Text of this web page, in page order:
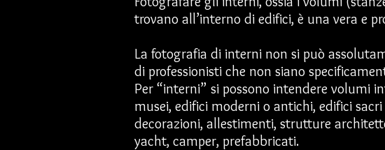
trovano all’interno di edifici, è una vera e
La fotografia di interni non si può
di professionisti che non siano
Per “interni” si possono intendere volumi
musei, edifici moderni o antichi, edifici
decorazioni, allestimenti, strutture
yacht, camper, prefabbricati.